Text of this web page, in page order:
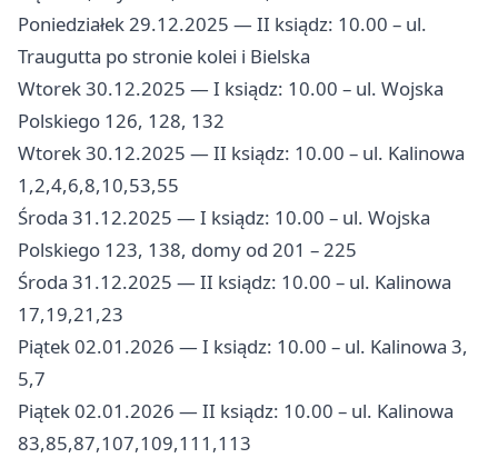
Poniedziałek 29.12.2025 — II ksiądz: 10.00 – ul.
Traugutta po stronie kolei i Bielska
Wtorek 30.12.2025 — I ksiądz: 10.00 – ul. Wojska
Polskiego 126, 128, 132
Wtorek 30.12.2025 — II ksiądz: 10.00 – ul. Kalinowa
1,2,4,6,8,10,53,55
Środa 31.12.2025 — I ksiądz: 10.00 – ul. Wojska
Polskiego 123, 138, domy od 201 – 225
Środa 31.12.2025 — II ksiądz: 10.00 – ul. Kalinowa
17,19,21,23
Piątek 02.01.2026 — I ksiądz: 10.00 – ul. Kalinowa 3,
5,7
Piątek 02.01.2026 — II ksiądz: 10.00 – ul. Kalinowa
83,85,87,107,109,111,113